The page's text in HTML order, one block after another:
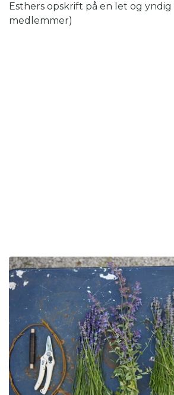
Esthers opskrift på en let og
medlemmer)